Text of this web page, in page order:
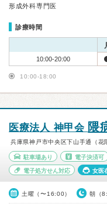
形成外科専門医
診療時間
10:00-20:00
10:00-18:00
医療法人 神甲会 隈
兵庫県神戸市中央区下山手通（花
駐車場あり 電子決済可
電子処方せん対応 女医
土曜（〜16:00） 朝（